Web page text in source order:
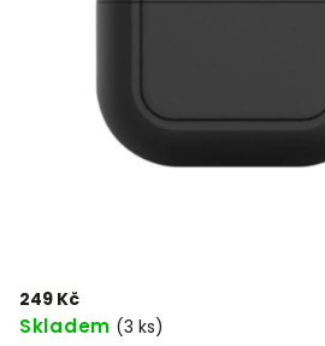
249 Kč
Skladem (3 ks)